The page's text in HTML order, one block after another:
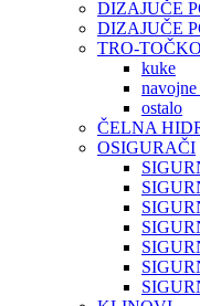
DIZAJUČE
DIZAJUČE
TRO-
kuke
navojne
ostalo
ČELNA
OSIGURAČI